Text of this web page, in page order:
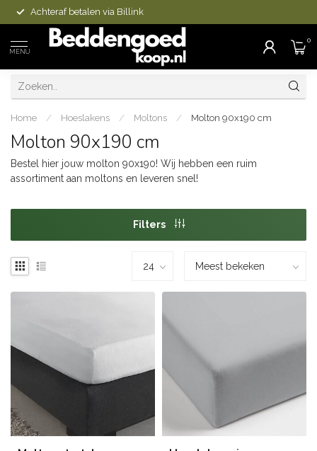
Achteraf betalen via Billink
MENU
0
Home / Hoeslakens / Moltons / Molton 90x190 cm
Molton 90x190 cm
Bestel hier jouw molton 90x190! Wij hebben een ruim
assortiment aan moltons en leveren snel!
Filters